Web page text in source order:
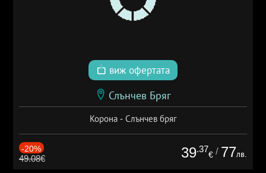
виж офертата
Слънчев Бряг
Корона - Слънчев бряг
-20%
49.08€ 39.37
€ / 77лв.